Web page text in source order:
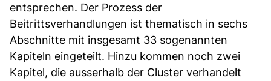
entsprechen. Der Prozess der
Beitrittsverhandlungen ist thematisch in sechs
Abschnitte mit insgesamt 33 sogenannten
Kapiteln eingeteilt. Hinzu kommen noch zwei
Kapitel, die ausserhalb der Cluster verhandelt